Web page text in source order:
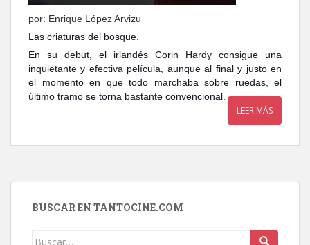
por: Enrique López Arvizu
Las criaturas del bosque.
En su debut, el irlandés Corin Hardy consigue una
inquietante y efectiva película, aunque al final y justo en
el momento en que todo marchaba sobre ruedas, el
último tramo se torna bastante convencional.
LEER MÁS
BUSCAR EN TANTOCINE.COM
Buscar: